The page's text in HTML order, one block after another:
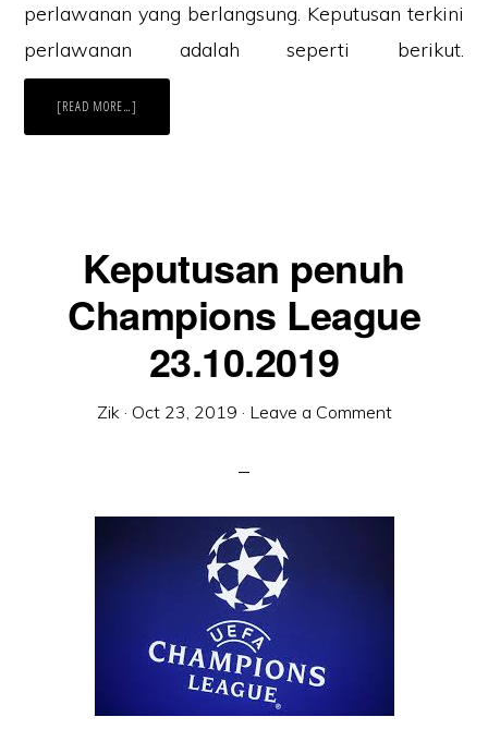
perlawanan yang berlangsung. Keputusan terkini
perlawanan adalah seperti berikut.
[READ MORE…]
TERKINI
Keputusan penuh
Champions League
23.10.2019
Zik· Oct 23, 2019 · Leave a Comment